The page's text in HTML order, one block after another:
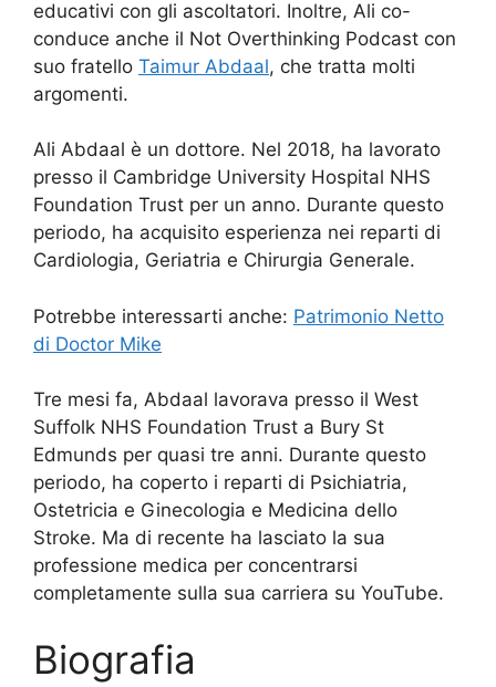
educativi con gli ascoltatori. Inoltre, Ali co-
conduce anche il Not Overthinking Podcast con
suo fratello Taimur Abdaal, che tratta molti
argomenti.
Ali Abdaal è un dottore. Nel 2018, ha lavorato
presso il Cambridge University Hospital NHS
Foundation Trust per un anno. Durante questo
periodo, ha acquisito esperienza nei reparti di
Cardiologia, Geriatria e Chirurgia Generale.
Potrebbe interessarti anche: Patrimonio Netto
di Doctor Mike
Tre mesi fa, Abdaal lavorava presso il West
Suffolk NHS Foundation Trust a Bury St
Edmunds per quasi tre anni. Durante questo
periodo, ha coperto i reparti di Psichiatria,
Ostetricia e Ginecologia e Medicina dello
Stroke. Ma di recente ha lasciato la sua
professione medica per concentrarsi
completamente sulla sua carriera su YouTube.
Biografia